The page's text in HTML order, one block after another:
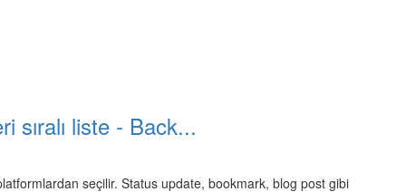
sıralı liste - Back...
seçilir. Status update, bookmark, blog post gibi